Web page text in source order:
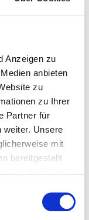
Anzeigen zu
anbieten
zu
zu Ihrer
Partner für
weiter. Unsere
mit
bereitgestellt
€ 140